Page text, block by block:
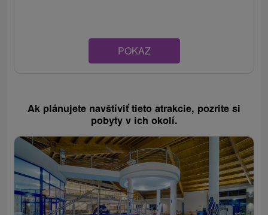
POKAZ
Ak plánujete navštíviť tieto atrakcie, pozrite si
pobyty v ich okolí.